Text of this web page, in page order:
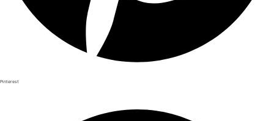
Pinterest